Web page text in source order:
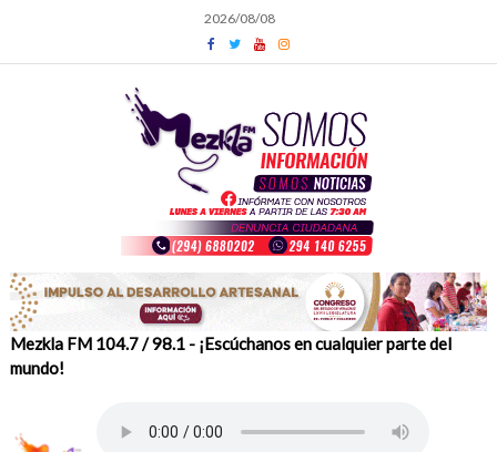
content
2026/08/08
Mezkla FM 104.7 / 98.1 - ¡Escúchanos en cualquier parte del
mundo!